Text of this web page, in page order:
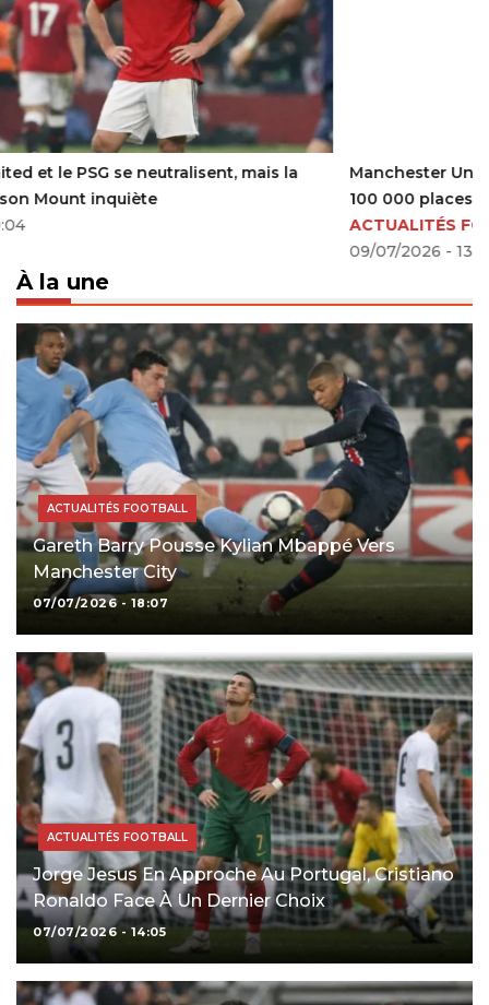
Manchester United fixe le site de son nouveau stade de
100 000 places
ACTUALITÉS FOOTBALL
À la une
ACTUALITÉS FOOTBALL
Gareth Barry Pousse Kylian Mbappé Vers
Manchester City
07/07/2026 - 18:07
ACTUALITÉS FOOTBALL
Jorge Jesus En Approche Au Portugal, Cristiano
Ronaldo Face À Un Dernier Choix
07/07/2026 - 14:05